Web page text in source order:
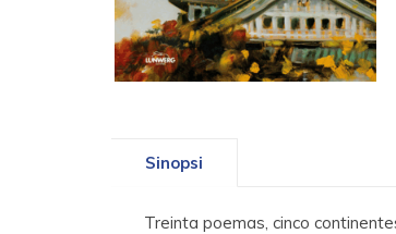
Sinopsi
Treinta poemas, cinco